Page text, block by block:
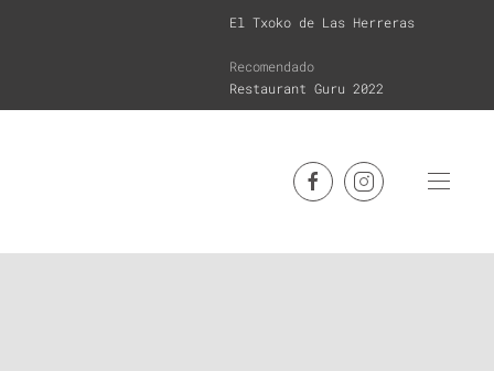
El Txoko de Las Herreras
Recomendado
Restaurant Guru 2022